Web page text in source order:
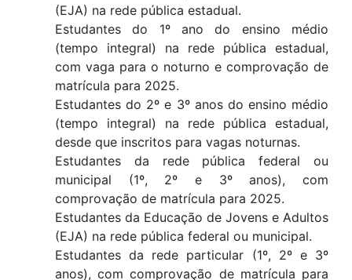
(EJA) na rede pública estadual.
Estudantes do 1º ano do ensino médio
(tempo integral) na rede pública estadual,
com vaga para o noturno e comprovação de
matrícula para 2025.
Estudantes do 2º e 3º anos do ensino médio
(tempo integral) na rede pública estadual,
desde que inscritos para vagas noturnas.
Estudantes da rede pública federal ou
municipal (1º, 2º e 3º anos), com
comprovação de matrícula para 2025.
Estudantes da Educação de Jovens e Adultos
(EJA) na rede pública federal ou municipal.
Estudantes da rede particular (1º, 2º e 3º
anos), com comprovação de matrícula para